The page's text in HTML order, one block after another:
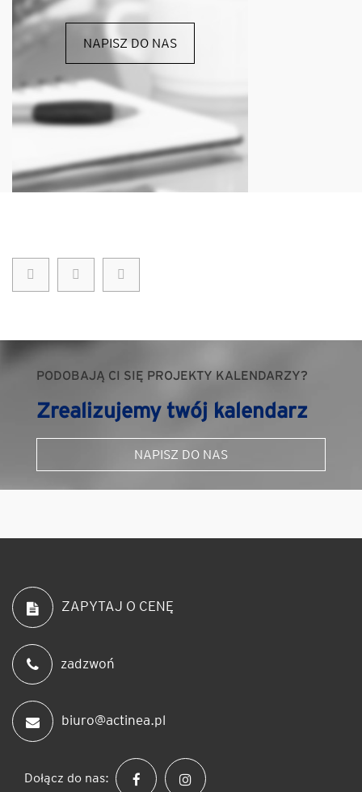
NAPISZ DO NAS
PODOBAJĄ CI SIĘ PROJEKTY KALENDARZY?
Zrealizujemy twój kalendarz
NAPISZ DO NAS
ZAPYTAJ O CENĘ
zadzwoń
biuro@actinea.pl
Dołącz do nas: